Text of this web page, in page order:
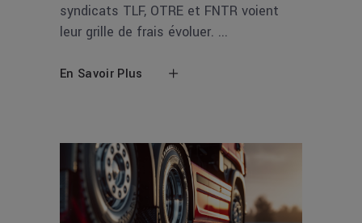
syndicats TLF, OTRE et FNTR voient
leur grille de frais évoluer.
En Savoir Plus